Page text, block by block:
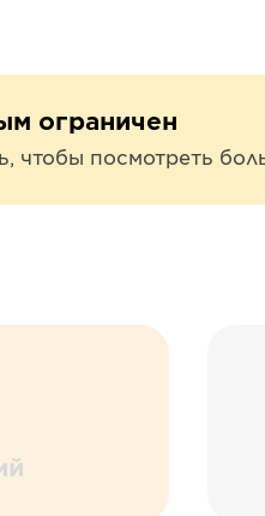
ограничен
чтобы посмотреть